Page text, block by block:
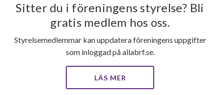
Sitter du i föreningens styrelse? Bli
gratis medlem hos oss.
Styrelsemedlemmar kan uppdatera föreningens uppgifter
som inloggad på allabrf.se.
LÄS MER